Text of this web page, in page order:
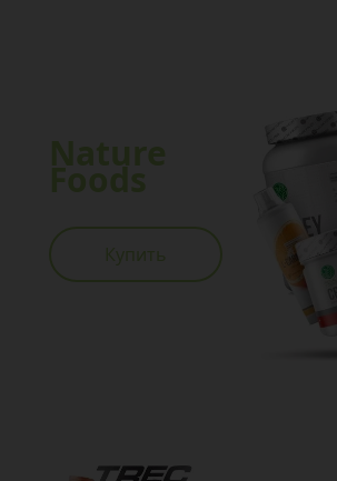
Nature
Foods
Купить